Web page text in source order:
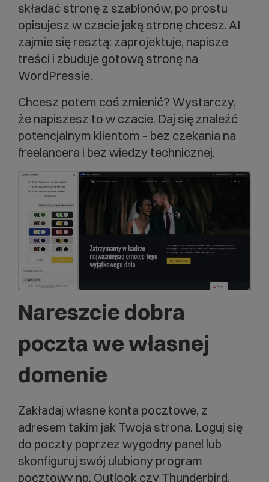
składać stronę z szablonów, po prostu
opisujesz w czacie jaką stronę chcesz. AI
zajmie się resztą: zaprojektuje, napisze
treści i zbuduje gotową stronę na
WordPressie.
Chcesz potem coś zmienić? Wystarczy,
że napiszesz to w czacie. Daj się znaleźć
potencjalnym klientom – bez czekania na
freelancera i bez wiedzy technicznej.
Nareszcie dobra
poczta we własnej
domenie
Zakładaj własne konta pocztowe, z
adresem takim jak Twoja strona. Loguj się
do poczty poprzez wygodny panel lub
skonfiguruj swój ulubiony program
pocztowy np. Outlook czy Thunderbird.